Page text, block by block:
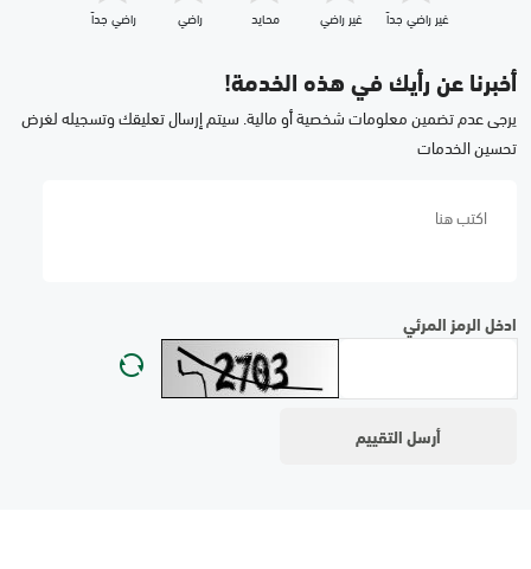
غير راضي جداّ غير راضي محايد راضي راضي جداّ
أخبرنا عن رأيك في هذه الخدمة!
يرجى عدم تضمين معلومات شخصية أو مالية. سيتم إرسال تعليقك وتسجيله لغرض
تحسين الخدمات
ادخل الرمز المرئي